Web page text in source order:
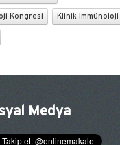
Kongresi Klinik
Medya